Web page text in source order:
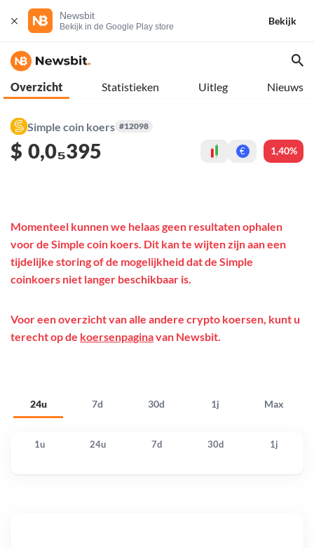
Newsbit
Bekijk in de Google Play store
Bekijk
Overzicht Statistieken Uitleg Nieuws
Simple coin koers #12098
$ 0,0₅395 € 1,40%
24u 7d 30d 1j Max
Momenteel kunnen we helaas geen resultaten ophalen
voor de Simple coin koers. Dit kan te wijten zijn aan een
tijdelijke storing of de mogelijkheid dat de Simple
coinkoers niet langer beschikbaar is.
Voor een overzicht van alle andere crypto koersen, kunt u
terecht op de koersenpaginavan Newsbit.
1u 24u 7d 30d 1j